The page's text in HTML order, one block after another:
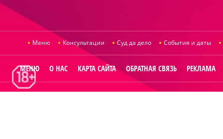
Меню Консультации Суд да дело События и даты
МЕНЮ О НАС КАРТА САЙТА ОБРАТНАЯ СВЯЗЬ РЕКЛАМА